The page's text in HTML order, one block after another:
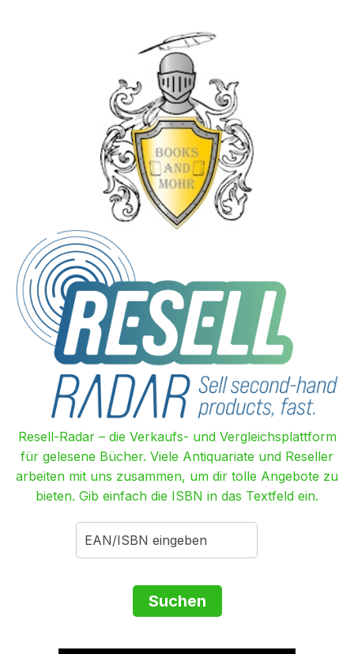
Resell-Radar – die Verkaufs- und Vergleichsplattform
für gelesene Bücher. Viele Antiquariate und Reseller
arbeiten mit uns zusammen, um dir tolle Angebote zu
bieten. Gib einfach die ISBN in das Textfeld ein.